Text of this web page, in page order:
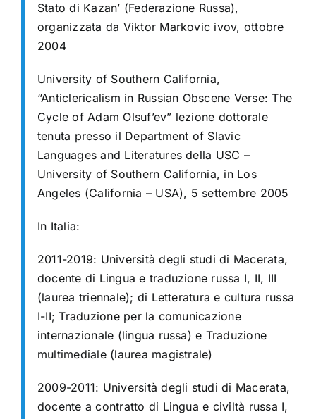
Stato di Kazan’ (Federazione Russa),
organizzata da Viktor Markovic ivov, ottobre
2004
University of Southern California,
“Anticlericalism in Russian Obscene Verse: The
Cycle of Adam Olsuf’ev” lezione dottorale
tenuta presso il Department of Slavic
Languages and Literatures della USC –
University of Southern California, in Los
Angeles (California – USA), 5 settembre 2005
In Italia:
2011-2019: Università degli studi di Macerata,
docente di Lingua e traduzione russa I, II, III
(laurea triennale); di Letteratura e cultura russa
I-II; Traduzione per la comunicazione
internazionale (lingua russa) e Traduzione
multimediale (laurea magistrale)
2009-2011: Università degli studi di Macerata,
docente a contratto di Lingua e civiltà russa I,